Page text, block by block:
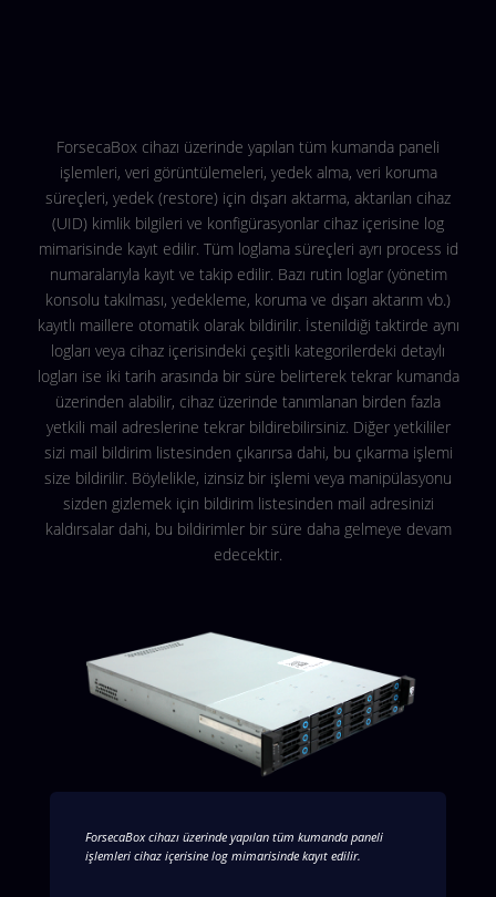
ForsecaBox cihazı üzerinde yapılan tüm kumanda paneli
işlemleri, veri görüntülemeleri, yedek alma, veri koruma
süreçleri, yedek (restore) için dışarı aktarma, aktarılan cihaz
(UID) kimlik bilgileri ve konfigürasyonlar cihaz içerisine log
mimarisinde kayıt edilir. Tüm loglama süreçleri ayrı process id
numaralarıyla kayıt ve takip edilir. Bazı rutin loglar (yönetim
konsolu takılması, yedekleme, koruma ve dışarı aktarım vb.)
kayıtlı maillere otomatik olarak bildirilir. İstenildiği taktirde aynı
logları veya cihaz içerisindeki çeşitli kategorilerdeki detaylı
logları ise iki tarih arasında bir süre belirterek tekrar kumanda
üzerinden alabilir, cihaz üzerinde tanımlanan birden fazla
yetkili mail adreslerine tekrar bildirebilirsiniz. Diğer yetkililer
sizi mail bildirim listesinden çıkarırsa dahi, bu çıkarma işlemi
size bildirilir. Böylelikle, izinsiz bir işlemi veya manipülasyonu
sizden gizlemek için bildirim listesinden mail adresinizi
kaldırsalar dahi, bu bildirimler bir süre daha gelmeye devam
edecektir.
ForsecaBox cihazı üzerinde yapılan tüm kumanda paneli
işlemleri cihaz içerisine log mimarisinde kayıt edilir.